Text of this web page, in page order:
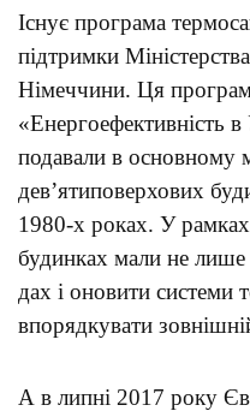
Існує програма
підтримки
Німеччини. Ця
«Енергоефективність в
подавали в основному
дев’ятиповерхових
1980-х роках. У
будинках мали не лише
дах і оновити системи
впорядкувати
А в липні 2017 року